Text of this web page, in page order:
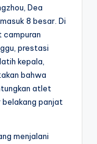
Dea
8 besar. Di
campuran
prestasi
kepala,
bahwa
atlet
panjat
menjalani